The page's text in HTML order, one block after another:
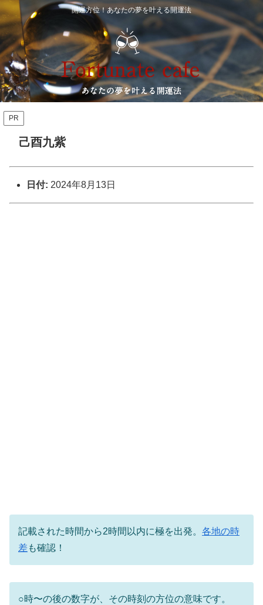
開運方位！あなたの夢を叶える開運法
PR
己酉九紫
日付: 2024年8月13日
記載された時間から2時間以内に極を出発。 各地の時
差も確認！
○時〜の後の数字が、その時刻の方位の意味です。